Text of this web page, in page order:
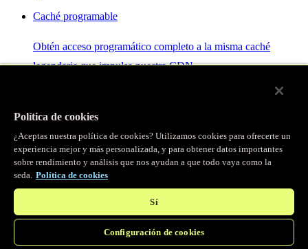
Caché programable
Obtén acceso programático completo a la misma caché
legendaria que impulsa nuestra CDN.
Servidor MCP
Control por IA para tus servicios Fastly.
Política de cookies
¿Aceptas nuestra política de cookies? Utilizamos cookies para ofrecerte un
experiencia mejor y más personalizada, y para obtener datos importantes
sobre rendimiento y análisis que nos ayudan a que todo vaya como la
seda. Política de cookies
Sí
Configuración de cookies